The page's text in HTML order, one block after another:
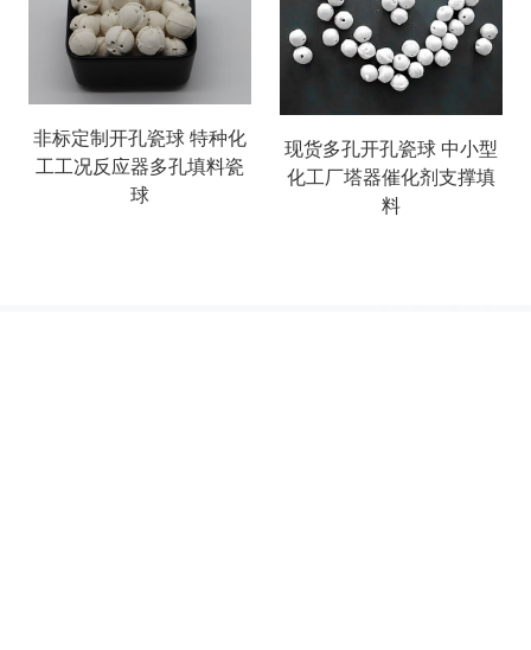
非标定制开孔瓷球 特种化
工工况反应器多孔填料瓷
球
现货多孔开孔瓷球 中小型
化工厂塔器催化剂支撑填
料